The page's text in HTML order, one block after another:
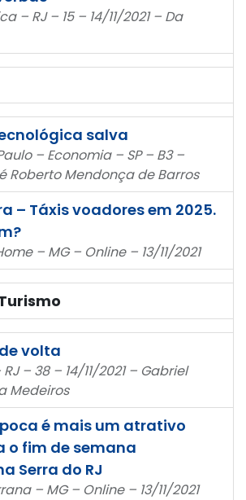
– RJ – 15 – 14/11/2021 – Da
salva
– Economia – SP – B3 –
Roberto Mendonça de Barros
– Táxis voadores em 2025.
– MG – Online – 13/11/2021
volta
– 38 – 14/11/2021 – Gabriel
Medeiros
é mais um atrativo
o fim de semana
Serra do RJ
– MG – Online – 13/11/2021